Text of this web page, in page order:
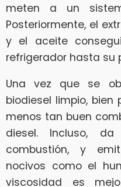
meten a un
Posteriormente, el
y el aceite
refrigerador hasta su
Una vez que se
biodiesel limpio,
menos tan buen
diesel. Incluso,
combustión, y
nocivos como el
viscosidad es